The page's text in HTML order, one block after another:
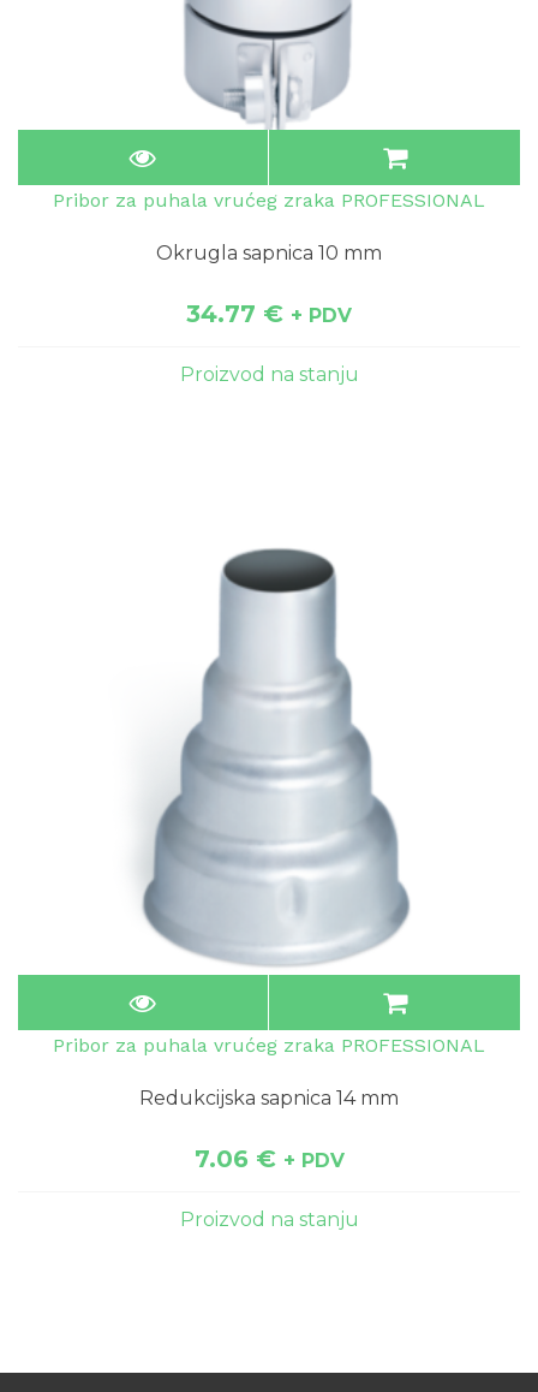
Pribor za puhala vrućeg zraka PROFESSIONAL
Okrugla sapnica 10 mm
34.77 € + PDV
Proizvod na stanju
Pribor za puhala vrućeg zraka PROFESSIONAL
Redukcijska sapnica 14 mm
7.06 € + PDV
Proizvod na stanju